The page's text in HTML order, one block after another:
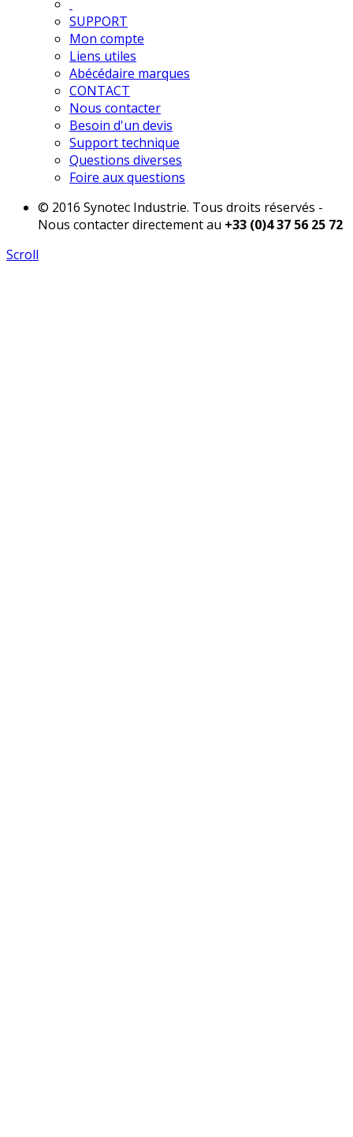
SUPPORT
Mon compte
Liens utiles
Abécédaire marques
CONTACT
Nous contacter
Besoin d'un devis
Support technique
Questions diverses
Foire aux questions
© 2016 Synotec Industrie. Tous droits réservés -
Nous contacter directement au +33 (0)4 37 56 25 72
Scroll